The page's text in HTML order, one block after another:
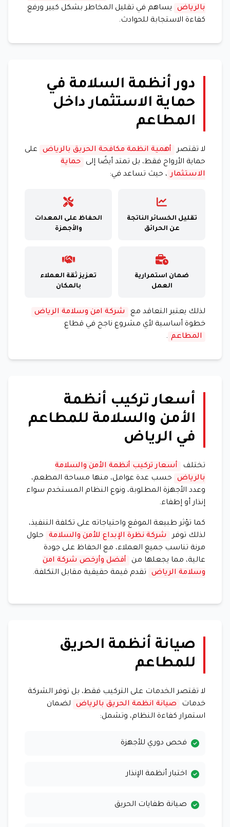
بالرياض
يساهم في تقليل المخاطر بشكل كبير ورفع
كفاءة الاستجابة للحوادث.
دور أنظمة السلامة في
حماية الاستثمار داخل
المطاعم
لا تقتصر أهمية انظمة مكافحة الحريق بالرياض
على
حماية الأرواح فقط، بل تمتد أيضًا إلى
حماية
الاستثمار ، حيث تساعد في:
تقليل الخسائر الناتجة
عن الحرائق
الحفاظ على المعدات
والأجهزة
ضمان استمرارية
العمل
تعزيز ثقة العملاء
بالمكان
لذلك يعتبر التعاقد مع
شركة امن وسلامة الرياض
خطوة أساسية لأي مشروع ناجح في قطاع
المطاعم .
أسعار تركيب أنظمة
الأمن والسلامة للمطاعم
في الرياض
تختلف
أسعار تركيب أنظمة الأمن والسلامة
بالرياض
حسب عدة عوامل، منها مساحة المطعم،
وعدد الأجهزة المطلوبة، ونوع النظام المستخدم سواء
إنذار أو إطفاء.
كما تؤثر طبيعة الموقع واحتياجاته على تكلفة التنفيذ،
لذلك توفر
شركة نظرة الإبداع للأمن والسلامة
حلول
مرنة تناسب جميع العملاء، مع الحفاظ على جودة
عالية، مما يجعلها من
أفضل وأرخص شركة امن
وسلامة الرياض
تقدم قيمة حقيقية مقابل التكلفة.
صيانة أنظمة الحريق
للمطاعم
لا تقتصر الخدمات على التركيب فقط، بل توفر الشركة
خدمات
صيانة انظمة الحريق بالرياض
لضمان
استمرار كفاءة النظام، وتشمل:
فحص دوري للأجهزة
اختبار أنظمة الإنذار
صيانة طفايات الحريق